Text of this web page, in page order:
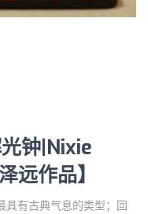
钟|Nixie
远作品】
有古典气息的类型；回